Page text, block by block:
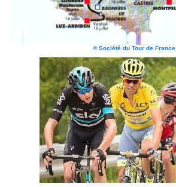
© Société du Tour de France